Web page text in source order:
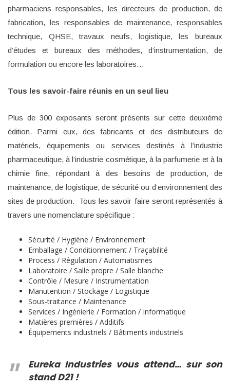
pharmaciens responsables, les directeurs de production, de
fabrication, les responsables de maintenance, responsables
technique, QHSE, travaux neufs, logistique, les bureaux
d’études et bureaux des méthodes, d’instrumentation, de
formulation ou encore les laboratoires…
Tous les savoir-faire réunis en un seul lieu
Plus de 300 exposants seront présents sur cette deuxième
édition. Parmi eux, des fabricants et des distributeurs de
matériels, équipements ou services destinés à l’industrie
pharmaceutique, à l’industrie cosmétique, à la parfumerie et à la
chimie fine, répondant à des besoins de production, de
maintenance, de logistique, de sécurité ou d’environnement des
sites de production. Tous les savoir-faire seront représentés à
travers une nomenclature spécifique :
Sécurité / Hygiène / Environnement
Emballage / Conditionnement / Traçabilité
Process / Régulation / Automatismes
Laboratoire / Salle propre / Salle blanche
Contrôle / Mesure / Instrumentation
Manutention / Stockage / Logistique
Sous-traitance / Maintenance
Services / Ingénierie / Formation / Informatique
Matières premières / Additifs
Équipements industriels / Bâtiments industriels
Eureka Industries vous attend… sur son
stand D21 !